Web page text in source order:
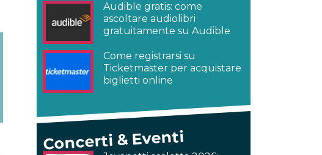
Audible gratis: come
ascoltare audiolibri
gratuitamente su Audible
Come registrarsi su
Ticketmaster per acquistare
biglietti online
Concerti & Eventi